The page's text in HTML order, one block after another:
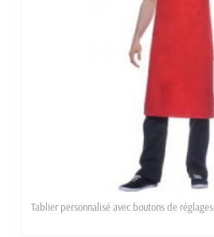
Tablier personnalisé avec boutons de réglages